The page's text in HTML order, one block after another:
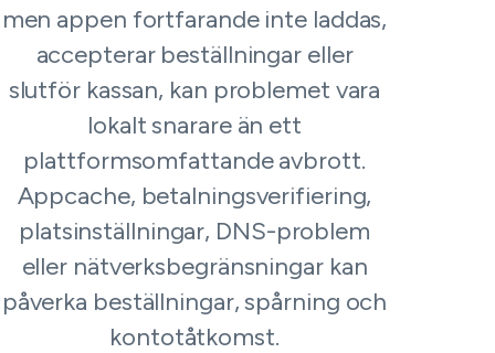
men appen fortfarande inte laddas,
accepterar beställningar eller
slutför kassan, kan problemet vara
lokalt snarare än ett
plattformsomfattande avbrott.
Appcache, betalningsverifiering,
platsinställningar, DNS-problem
eller nätverksbegränsningar kan
påverka beställningar, spårning och
kontotåtkomst.